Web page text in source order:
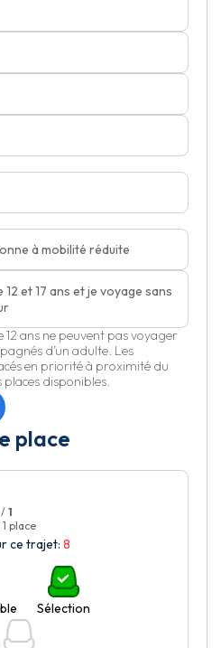
à mobilité réduite
et 17 ans et je voyage sans
ans ne peuvent pas voyager
d’un adulte. Les
en priorité à proximité du
places disponibles.
place
/ 1
place
ce trajet: 8
Sélection